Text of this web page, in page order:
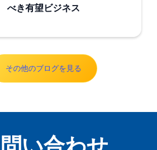
べき有望ビジネス
その他のブログを見る